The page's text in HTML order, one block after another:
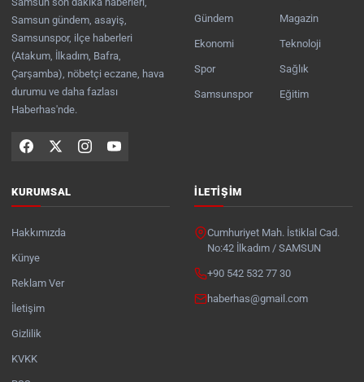
Samsun gündem, asayiş,
Samsunspor, ilçe haberleri
(Atakum, İlkadım, Bafra,
Çarşamba), nöbetçi eczane, hava
durumu ve daha fazlası
Haberhas'nde.
Gündem
Ekonomi
Spor
Samsunspor
Magazin
Teknoloji
Sağlık
Eğitim
KURUMSAL
Hakkımızda
Künye
Reklam Ver
İletişim
Gizlilik
KVKK
İLETIŞIM
Cumhuriyet Mah. İstiklal Cad.
No:42 İlkadım / SAMSUN
+90 542 532 77 30
haberhas@gmail.com